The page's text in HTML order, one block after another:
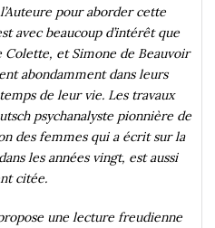
pour aborder cette
avec beaucoup d’intérêt que
Colette, et Simone de Beauvoir
abondamment dans leurs
de leur vie. Les travaux
psychanalyste pionnière de
des femmes qui a écrit sur la
les années vingt, est aussi
citée.
une lecture freudienne